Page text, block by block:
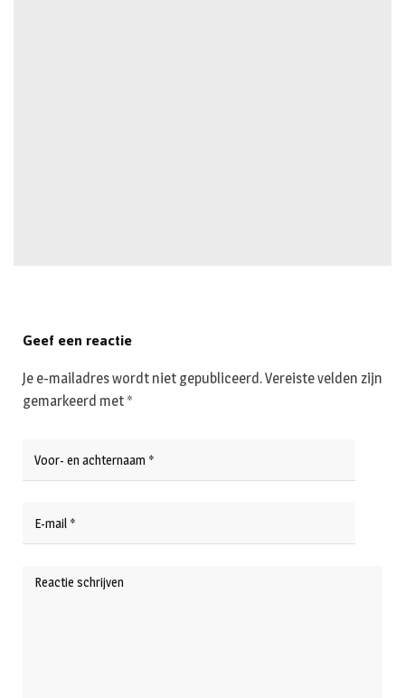
Geef een reactie
Je e-mailadres wordt niet gepubliceerd.Vereiste velden zijn
gemarkeerd met *